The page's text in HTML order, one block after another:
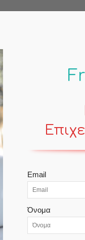
Learning
Email
Όνομα